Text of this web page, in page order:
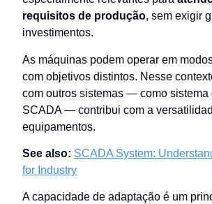
requisitos de produção, sem exigir
investimentos.
As máquinas podem operar em
com objetivos distintos. Nesse
com outros sistemas — como sistema
SCADA — contribui com a
equipamentos.
See also: SCADA System:
for Industry
A capacidade de adaptação é um